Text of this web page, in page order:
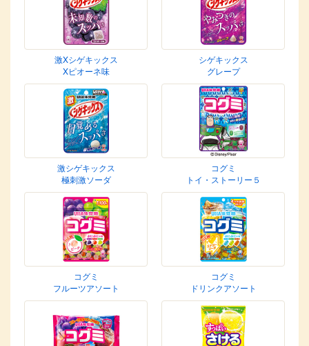
激Xシゲキックス
Xピオーネ味
シゲキックス
グレープ
激シゲキックス
極刺激ソーダ
コグミ
トイ・ストーリー５
コグミ
フルーツアソート
コグミ
ドリンクアソート